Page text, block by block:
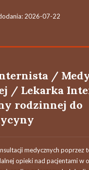
2026-07-22
/
/ Lekarka
rodzinnej do
medycznych poprzez
opieki nad pacjentami w